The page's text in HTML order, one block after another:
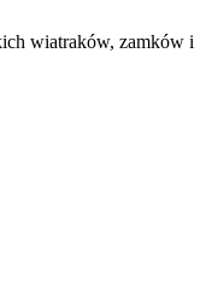
wiatraków, zamków i